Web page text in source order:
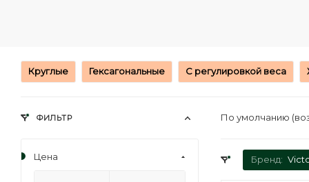
Круглые Гексагональные С регулировкой веса
По умолчанию
Бренд:
ФИЛЬТР
Цена